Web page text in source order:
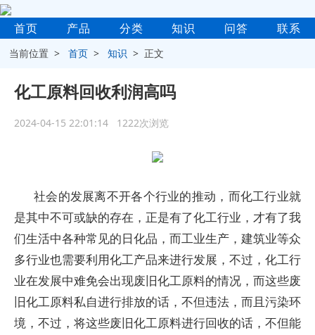
首页 产品 分类 知识 问答 联系
当前位置 >首页 >知识 > 正文
化工原料回收利润高吗
2024-04-15 22:01:14 1222次浏览
社会的发展离不开各个行业的推动，而化工行业就
是其中不可或缺的存在，正是有了化工行业，才有了我
们生活中各种常见的日化品，而工业生产，建筑业等众
多行业也需要利用化工产品来进行发展，不过，化工行
业在发展中难免会出现废旧化工原料的情况，而这些废
旧化工原料私自进行排放的话，不但违法，而且污染环
境，不过，将这些废旧化工原料进行回收的话，不但能